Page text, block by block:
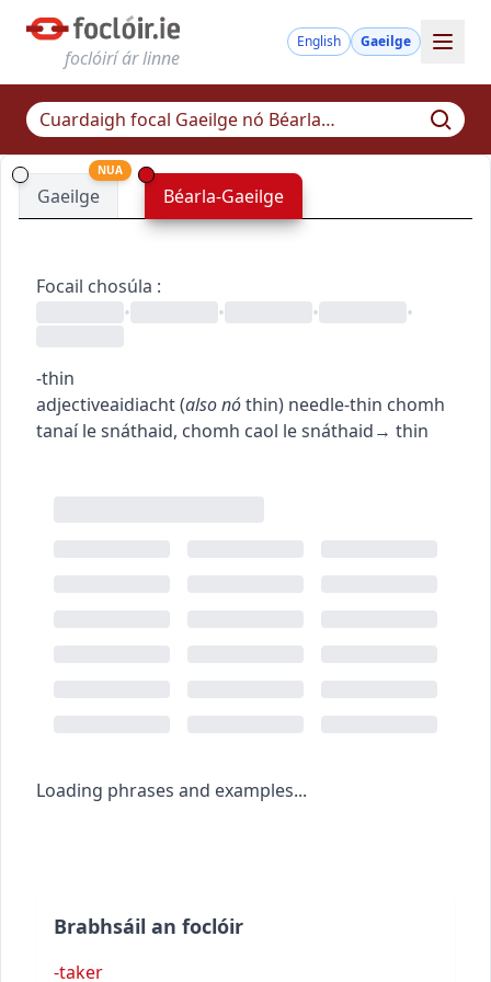
foclóirí ár linne
English Gaeilge
Gaeilge
NUA
Béarla-Gaeilge
Focail chosúla :
•
• • •
-thin
adjectiveaidiacht(alsonóthin) needle-thin chomh
tanaí le snáthaid, chomh caol le snáthaid→ thin
Loading phrases and examples...
Brabhsáil an foclóir
-taker